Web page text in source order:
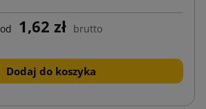
od 1,62 zł brutto
Dodaj do koszyka